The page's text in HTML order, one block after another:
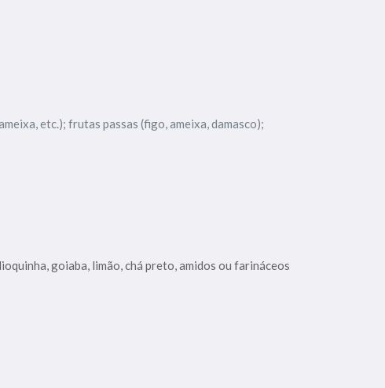
etc.); frutas passas (figo, ameixa, damasco);
goiaba, limão, chá preto, amidos ou farináceos